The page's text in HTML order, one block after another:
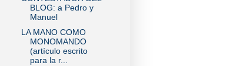
BLOG: a Pedro y
Manuel
LA MANO COMO
MONOMANDO
(artículo escrito
para la r...